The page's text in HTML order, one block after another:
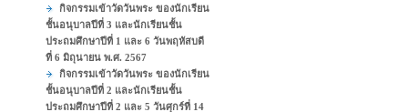
กิจกรรมเข้าวัดวันพระ ของนักเรียน
ชั้นอนุบาลปีที่ 3 และนักเรียนชั้น
ประถมศึกษาปีที่ 1 และ 6 วันพฤหัสบดี
ที่ 6 มิถุนายน พ.ศ. 2567
กิจกรรมเข้าวัดวันพระ ของนักเรียน
ชั้นอนุบาลปีที่ 2 และนักเรียนชั้น
ประถมศึกษาปีที่ 2 และ 5 วันศุกร์ที่ 14